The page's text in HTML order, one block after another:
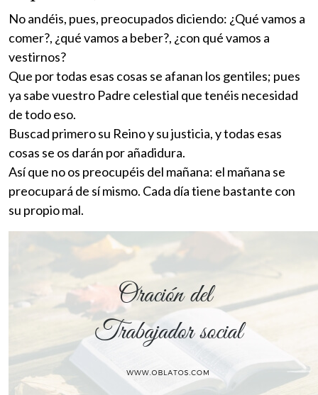
No andéis, pues, preocupados diciendo: ¿Qué vamos a
comer?, ¿qué vamos a beber?, ¿con qué vamos a
vestirnos?
Que por todas esas cosas se afanan los gentiles; pues
ya sabe vuestro Padre celestial que tenéis necesidad
de todo eso.
Buscad primero su Reino y su justicia, y todas esas
cosas se os darán por añadidura.
Así que no os preocupéis del mañana: el mañana se
preocupará de sí mismo. Cada día tiene bastante con
su propio mal.